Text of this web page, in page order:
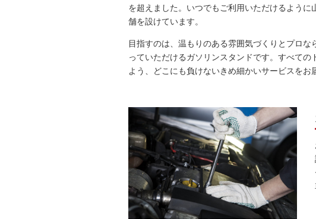
を超えました。いつでもご利用いただけるよう
舗を設けています。
目指すのは、温もりのある雰囲気づくりとプロ
っていただけるガソリンスタンドです。すべて
よう、どこにも負けないきめ細かいサービスをお